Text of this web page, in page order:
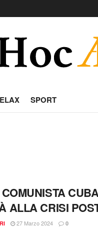
SPORT
ALLA CRISI
27 Marzo 2024 0